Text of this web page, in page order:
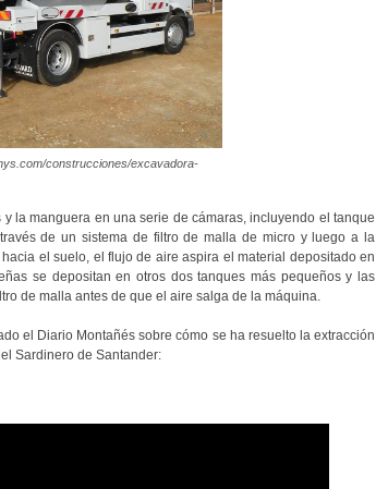
construcciones/excavadora-
la manguera en una serie de cámaras, incluyendo el tanque
de un sistema de filtro de malla de micro y luego a la
el suelo, el flujo de aire aspira el material depositado en
se depositan en otros dos tanques más pequeños y las
de malla antes de que el aire salga de la máquina.
el Diario Montañés sobre cómo se ha resuelto la extracción
Sardinero de Santander: